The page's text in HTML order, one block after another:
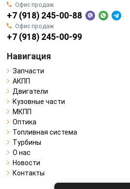
Офис продаж
+7 (918) 245-00-88
Офис продаж
+7 (918) 245-00-99
Навигация
Запчасти
АКПП
Двигатели
Кузовные части
МКПП
Оптика
Топливная система
Турбины
О нас
Новости
Контакты